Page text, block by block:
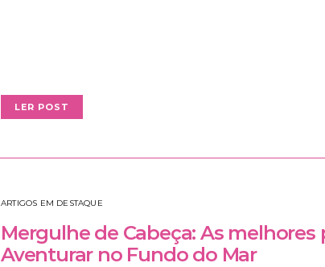
LER POST
ARTIGOS EM DESTAQUE
Mergulhe de Cabeça: As melhores
Aventurar no Fundo do Mar